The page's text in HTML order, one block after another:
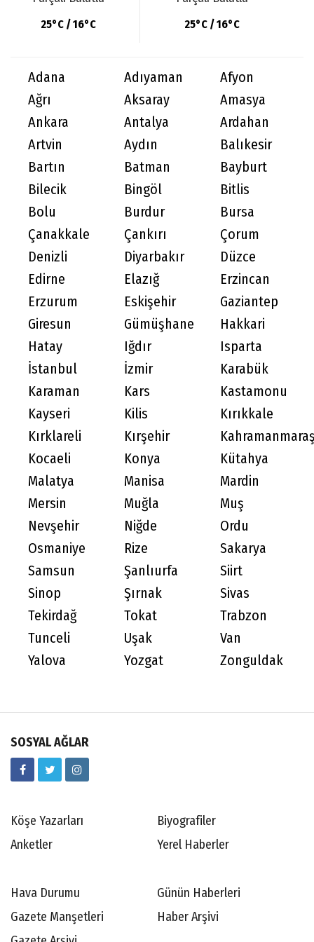
25°C / 16°C 25°C / 16°C
Adana Adıyaman
Afyon
Ağrı
Aksaray
Amasya
Ankara
Antalya
Ardahan
Artvin
Aydın
Balıkesir
Bartın
Batman
Bayburt
Bilecik
Bingöl
Bitlis
Bolu
Burdur
Bursa
Çanakkale
Çankırı
Çorum
Denizli
Diyarbakır
Düzce
Edirne
Elazığ
Erzincan
Erzurum
Eskişehir
Gaziantep
Giresun
Gümüşhane
Hakkari
Hatay
Iğdır
Isparta
İstanbul
İzmir
Karabük
Karaman
Kars
Kastamonu
Kayseri
Kilis
Kırıkkale
Kırklareli
Kırşehir
Kocaeli
Konya
Kütahya
Malatya
Manisa
Mardin
Mersin
Muğla
Muş
Nevşehir
Niğde
Ordu
Osmaniye
Rize
Sakarya
Samsun
Şanlıurfa
Siirt
Sinop
Şırnak
Sivas
Tekirdağ
Tokat
Trabzon
Tunceli
Uşak
Van
Yalova
Yozgat Zonguldak
SOSYAL AĞLAR
Köşe Yazarları
Biyografiler
Anketler
Yerel Haberler
Hava Durumu
Günün Haberleri
Gazete Manşetleri
Haber Arşivi